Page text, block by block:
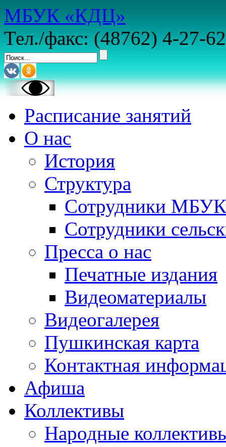
МБУК «КДЦ»
Тел./факс: (48762) 4-27-62
Расписание занятий
О нас
История
Структура
Сотрудники
Сотрудники
Пресса о нас
Печатные издания
Видеоматериалы
Видеогалерея
Пушкинская карта
Контактная
Афиша
Коллективы
Народные